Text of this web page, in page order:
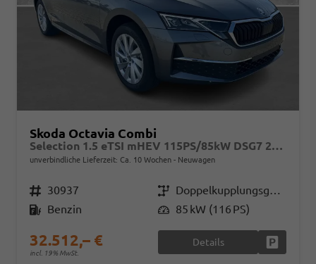
Skoda Octavia Combi
Selection 1.5 eTSI mHEV 115PS/85kW DSG7 2026
unverbindliche Lieferzeit: Ca. 10 Wochen Neuwagen
Fahrzeugnr. 30937 Getriebe
Doppelkupplungsgetriebe (DSG)
Kraftstoff Benzin Leistung 85 kW (116 PS)
32.512,– €
incl. 19% MwSt.
Details